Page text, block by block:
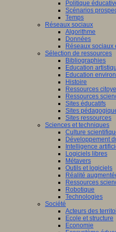
Politique
Scénarios
Temps
Réseaux sociaux
Algorithme
Données
Réseaux sociaux
Sélection de ressources
Bibliographies
Education
Education
Histoire
Ressources
Ressources
Sites éducatifs
Sites
Sites ressources
Sciences et techniques
Culture
Développement
Intelligence
Logiciels libres
Métavers
Outils et logiciels
Réalité
Ressources
Robotique
Technologies
Société
Acteurs des
Ecole et structure
Economie